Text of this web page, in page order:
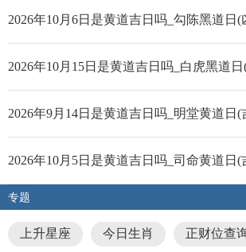
2026年10月6日是黄道吉日吗_勾陈黑道日(
2026年10月15日是黄道吉日吗_白虎黑道
2026年9月14日是黄道吉日吗_明堂黄道日(
2026年10月5日是黄道吉日吗_司命黄道日(
专题
上升星座 今日生肖 正财位查